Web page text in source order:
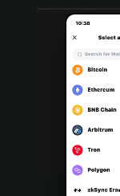
Italiano
Português (Portugal)
Bahasa Indonesia